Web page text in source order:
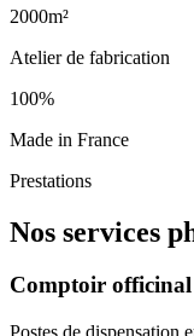
2000m²
Atelier de fabrication
100%
Made in France
Prestations
Nos services
Comptoir officinal